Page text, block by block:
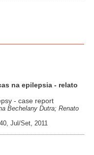
na epilepsia - relato
- case report
Bechelany Dutra; Renato
Jul/Set, 2011